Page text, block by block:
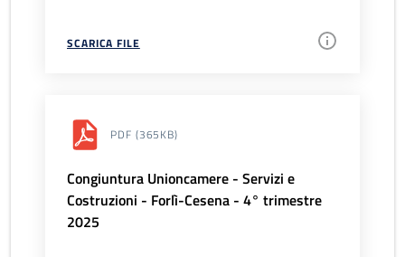
SCARICA FILE
PDF (365KB)
Congiuntura Unioncamere - Servizi e
Costruzioni - Forlì-Cesena - 4° trimestre
2025